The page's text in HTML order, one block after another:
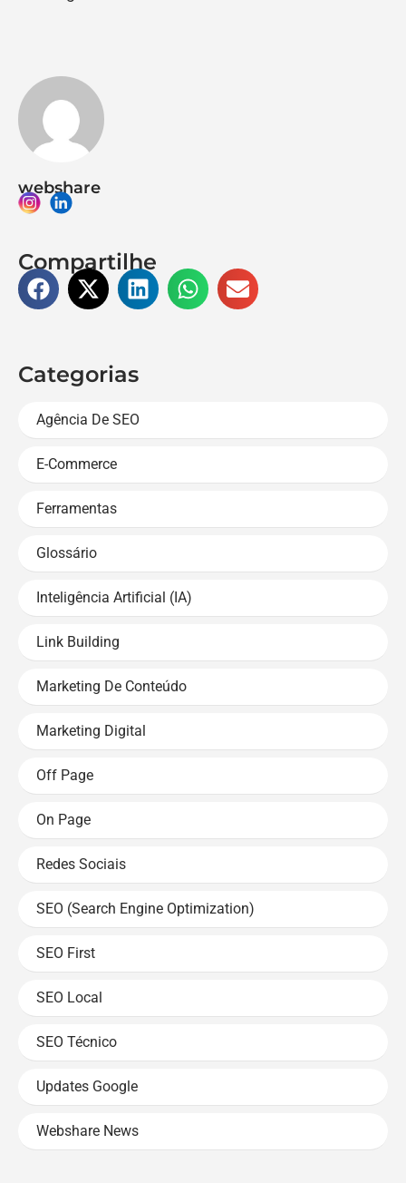
webshare
Compartilhe
Categorias
Agência De SEO
E-Commerce
Ferramentas
Glossário
Inteligência Artificial (IA)
Link Building
Marketing De Conteúdo
Marketing Digital
Off Page
On Page
Redes Sociais
SEO (Search Engine Optimization)
SEO First
SEO Local
SEO Técnico
Updates Google
Webshare News